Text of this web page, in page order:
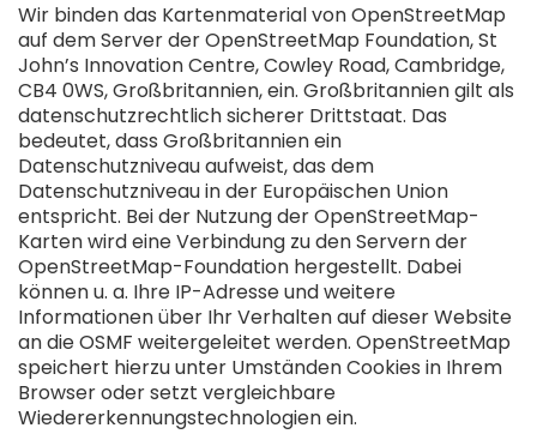
Wir binden das Kartenmaterial von OpenStreetMap
auf dem Server der OpenStreetMap Foundation, St
John’s Innovation Centre, Cowley Road, Cambridge,
CB4 0WS, Großbritannien, ein. Großbritannien gilt als
datenschutzrechtlich sicherer Drittstaat. Das
bedeutet, dass Großbritannien ein
Datenschutzniveau aufweist, das dem
Datenschutzniveau in der Europäischen Union
entspricht. Bei der Nutzung der OpenStreetMap-
Karten wird eine Verbindung zu den Servern der
OpenStreetMap-Foundation hergestellt. Dabei
können u. a. Ihre IP-Adresse und weitere
Informationen über Ihr Verhalten auf dieser Website
an die OSMF weitergeleitet werden. OpenStreetMap
speichert hierzu unter Umständen Cookies in Ihrem
Browser oder setzt vergleichbare
Wiedererkennungstechnologien ein.